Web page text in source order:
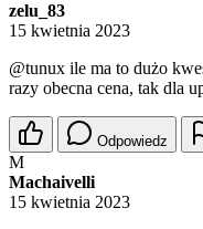
zelu_83
15 kwietnia 2023
@tunux ile ma to dużo
razy obecna cena, tak dla
Odpowiedz
M
Machaivelli
15 kwietnia 2023